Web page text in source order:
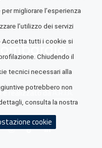
è realizzato daA.R.I.A.
migliorare l’esperienza
l’utilizzo dei servizi
Accetta tutti i cookie si
Chiudendo il
tecnici necessari alla
potrebbero non
consulta la nostra
cookie